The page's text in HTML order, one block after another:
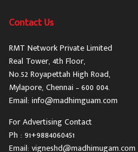
Contact Us
RMT Network Private Limited
Real Tower, 4th Floor,
No.52 Royapettah High Road,
Mylapore, Chennai – 600 004.
Email: info@madhimguam.com
For Advertising Contact
Ph : 91+9884060451
Email: vigneshd@madhimugam.com